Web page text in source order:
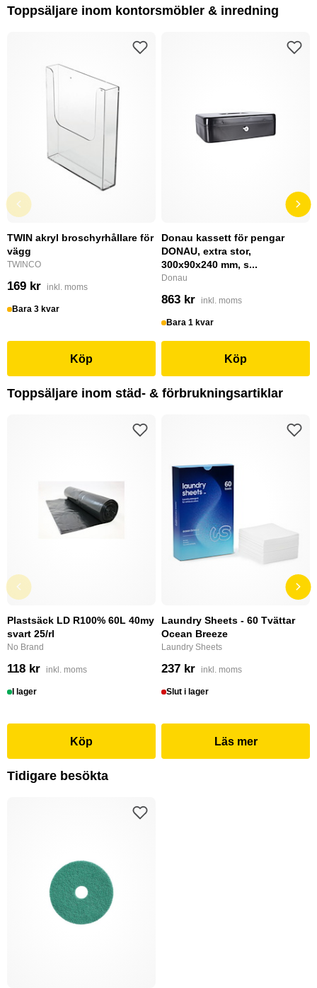
Toppsäljare inom kontorsmöbler & inredning
TWIN akryl broschyrhållare för
vägg
TWINCO
169 kr inkl. moms
Bara 3 kvar
Köp
Donau kassett för pengar
DONAU, extra stor,
300x90x240 mm, s...
Donau
863 kr inkl. moms
Bara 1 kvar
Köp
Toppsäljare inom städ- & förbrukningsartiklar
Plastsäck LD R100% 60L 40my
svart 25/rl
No Brand
118 kr inkl. moms
I lager
Köp
Laundry Sheets - 60 Tvättar
Ocean Breeze
Laundry Sheets
237 kr inkl. moms
Slut i lager
Läs mer
Tidigare besökta